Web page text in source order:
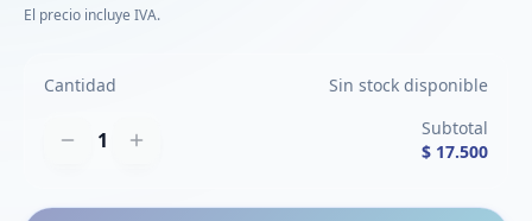
El precio incluye IVA.
Cantidad Sin stock disponible
1
Subtotal
$ 17.500